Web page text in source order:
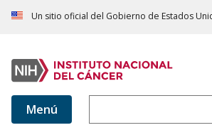
Un sitio oficial del Gobierno de Estados
Menú